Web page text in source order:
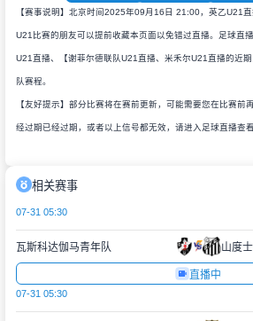
【赛事说明】北京时间2025年09月16日 21:00，英乙U21
U21比赛的朋友可以提前收藏本页面以免错过直播。足球直
U21直播、【谢菲尔德联队U21直播、米禾尔U21直播的近
队赛程。
【友好提示】部分比赛将在赛前更新，可能需要您在比赛前
经过期已经过期，或者以上信号都无效，请进入足球直播查
相关赛事
07-31 05:30
瓦斯科达伽马青年队 山度
直播中
07-31 05:30